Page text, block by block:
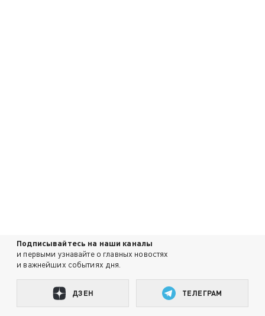
Подписывайтесь на наши каналы
и первыми узнавайте о главных новостях
и важнейших событиях дня.
ДЗЕН ТЕЛЕГРАМ